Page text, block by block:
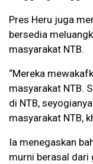
Pres Heru juga
bersedia
masyarakat NTB.
“Mereka
masyarakat NTB.
di NTB,
masyarakat NTB,
Ia menegaskan
murni berasal dari